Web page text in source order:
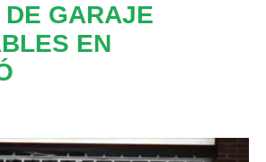
DE GARAJE
EN